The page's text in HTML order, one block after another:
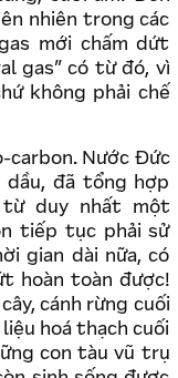
nhiên trong các
mới chấm dứt
gas” có từ đó, vì
không phải chế
carbon. Nước Đức
đã tổng hợp
từ duy nhất một
tiếp tục phải sử
gian dài nữa, có
hoàn toàn được!
cánh rừng cuối
hoá thạch cuối
con tàu vũ trụ